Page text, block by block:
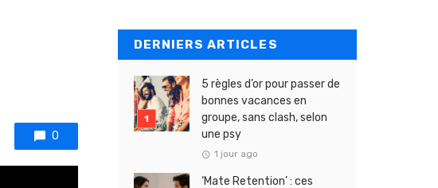
0
DERNIERS ARTICLES
5 règles d’or pour passer de
bonnes vacances en
groupe, sans clash, selon
une psy
1 jour ago
‘Mate Retention’ : ces